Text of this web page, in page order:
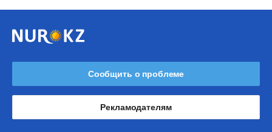
Сообщить о проблеме
Рекламодателям